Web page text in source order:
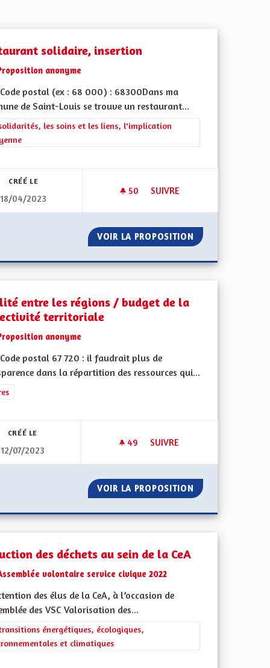
environnementales et climatiques
DE TRANSITION ÉNERGÉTIQUE / PANNEAUX
EN TERME DE TRANSITION ÉNERGÉTIQUE / PANNEAUX
solidaire, insertion
anonyme
postal (ex : 68 000) : 68300Dans ma
de Saint-Louis se trouve un restaurant...
les résultats de la catégorie : Les solidarités, les soins et les liens,
les soins et les liens, l'implication
CRÉÉ LE
18/04/2023
50 50 ABONNÉS
SUIVRE
VOIR LA PROPOSITION RESTAURANT
l'Alsace en France et en Europe
ANGLAIS EN PLUS D'ALLEMAND
BILINGUES ANGLAIS EN PLUS D'ALLEMAND
entre les régions / budget de la
territoriale
anonyme
postal 67 720 : il faudrait plus de
dans la répartition des ressources qui...
les résultats de la catégorie : Autres
CRÉÉ LE
12/07/2023
49 49 ABONNÉS
SUIVRE
VOIR LA PROPOSITION EGALITÉ ENTRE
citoyenne
des déchets au sein de la CeA
volontaire service civique 2022
des élus de la CeA, à l’occasion de
des VSC Valorisation des...
les résultats de la catégorie : Les transitions énergétiques,
énergétiques, écologiques,
et climatiques